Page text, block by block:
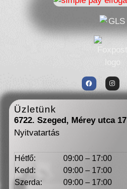
Üzletünk
6722. Szeged, Mérey utca 17
Nyitvatartás
Hétfő:
09:00 – 17:00
Kedd:
09:00 – 17:00
Szerda:
09:00 – 17:00